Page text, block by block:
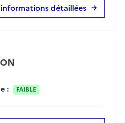
détaillées
: FAIBLE